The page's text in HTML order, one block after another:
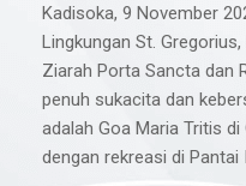
Kadisoka, 9 November
Lingkungan St.
Ziarah Porta Sancta dan
penuh sukacita dan
adalah Goa Maria Tritis
dengan rekreasi di Pantai